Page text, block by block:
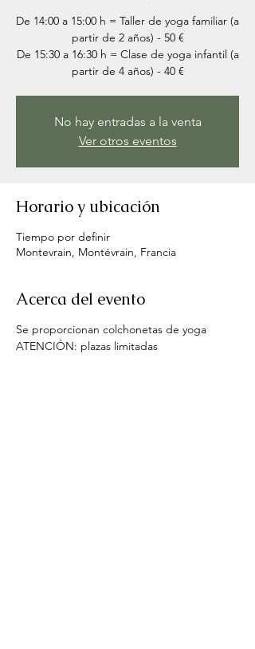
De 14:00 a 15:00 h = Taller de yoga familiar (a
partir de 2 años) - 50 €
De 15:30 a 16:30 h = Clase de yoga infantil (a
partir de 4 años) - 40 €
No hay entradas a la venta
Ver otros eventos
Horario y ubicación
Tiempo por definir
Montevrain, Montévrain, Francia
Acerca del evento
Se proporcionan colchonetas de yoga
ATENCIÓN: plazas limitadas